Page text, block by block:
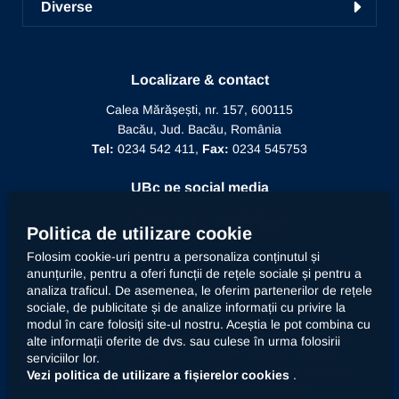
Manifestări științifice
Editura Alma Mater
Relații internaționale
Informații de interes public
Diverse
Recunoaștere funcție didactică
Recunoaștere conducător doctorat
Localizare & contact
Calea Mărășești, nr. 157, 600115
Bacău, Jud. Bacău, România
Tel: 0234 542 411, Fax: 0234 545753
UBc pe social media
Contact
Universitatea „Vasile Alecsandri” din Bacău prelucrează
datele dumneavoastră cu caracter personal, respectiv
imaginea prin mijloace automatizate. Accesați
Politica de utilizare cookie
Folosim cookie-uri pentru a personaliza conținutul și
anunțurile, pentru a oferi funcții de rețele sociale și pentru a
analiza traficul. De asemenea, le oferim partenerilor de rețele
sociale, de publicitate și de analize informații cu privire la
modul în care folosiți site-ul nostru. Aceștia le pot combina cu
alte informații oferite de dvs. sau culese în urma folosirii
serviciilor lor.
Vezi politica de utilizare a fișierelor cookies .